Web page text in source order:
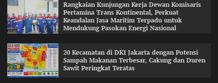
Rangkaian Kunjungan Kerja Dewan Komisaris
Pertamina Trans Kontinental, Perkuat
Keandalan Jasa Maritim Terpadu untuk
Mendukung Pasokan Energi Nasional
20 Kecamatan di DKI Jakarta dengan Potensi
Sampah Makanan Terbesar, Cakung dan Duren
Sawit Peringkat Teratas